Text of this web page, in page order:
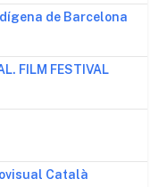
de Barcelona
FILM FESTIVAL
Català